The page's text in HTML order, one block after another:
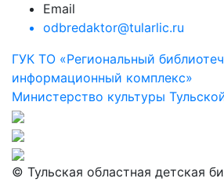
Email
odbredaktor@tularlic.ru
ГУК ТО «Региональный
информационный комплекс»
Министерство культуры
© Тульская областная детская